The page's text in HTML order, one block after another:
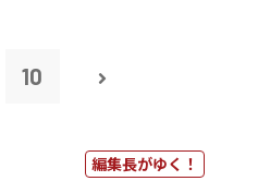
10
編集長がゆく！